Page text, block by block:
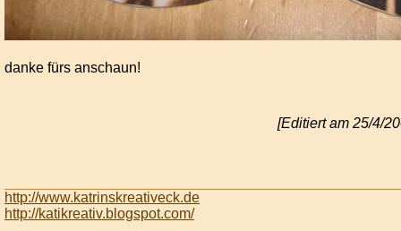
danke fürs anschaun!
[Editiert am 25/4/
http://www.katrinskreativeck.de
http://katikreativ.blogspot.com/